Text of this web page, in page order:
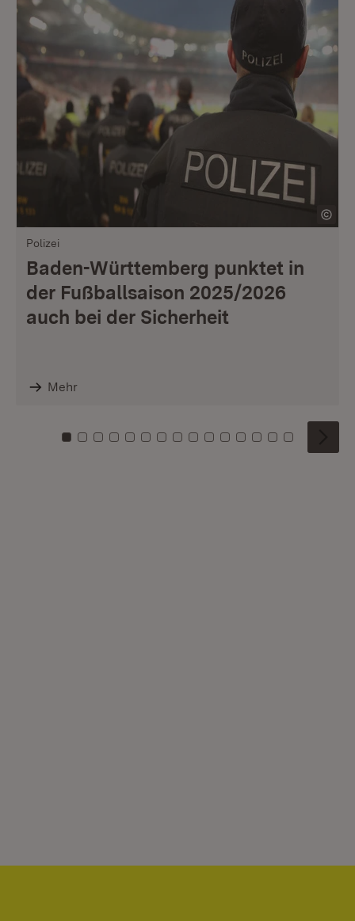
Polizei
Baden-Württemberg punktet in
der Fußballsaison 2025/2026
auch bei der Sicherheit
Mehr
Zu Kachel: 0
Zu Kachel: 1
Zu Kachel: 2
Zu Kachel: 3
Zu Kachel: 4
Zu Kachel: 5
Zu Kachel: 6
Zu Kachel: 7
Zu Kachel: 8
Zu Kachel: 9
Zu Kachel: 10
Zu Kachel: 11
Zu Kachel: 12
Zu Kachel:
Zu